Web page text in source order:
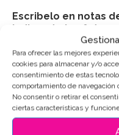
Para ofrecer las mejores
cookies para almacenar y/o
consentimiento de estas
comportamiento de navegación
No consentir o retirar el
ciertas características y
Escribelo en notas
indicando tu nº de
Consulta Aqui
CONSERVACIÓN:
Mantener cerradas, en
nevera).
2